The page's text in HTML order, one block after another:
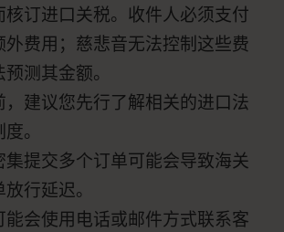
核订进口关税。收件人必须支付
外费用；慈悲音无法控制这些费
测其金额。
，建议您先行了解相关的进口法
。
集提交多个订单可能会导致海关
行延迟。
能会使用电话或邮件方式联系客